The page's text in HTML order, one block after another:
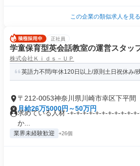
この企業の類似求人を見る
正社員
学童保育型英会話教室の運営スタッ
株式会社Ｋｉｄｓ－ＵＰ
英語力不問/年休120日以上/原則土日祝休み/
〒212-0053神奈川県川崎市幸区下平間
月給26万5000円～50万円
求めている人材 -+-+-+-+-+-+-+-+-+-+-
か...
業界未経験歓迎 +26個